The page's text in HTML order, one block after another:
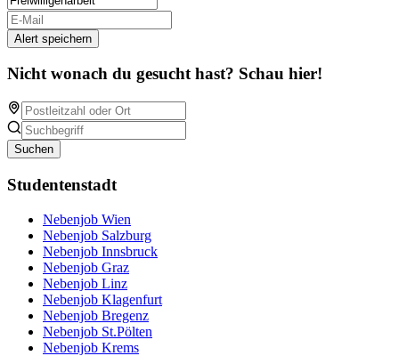
Alert speichern
Nicht wonach du gesucht hast? Schau hier!
Suchen
Studentenstadt
Nebenjob Wien
Nebenjob Salzburg
Nebenjob Innsbruck
Nebenjob Graz
Nebenjob Linz
Nebenjob Klagenfurt
Nebenjob Bregenz
Nebenjob St.Pölten
Nebenjob Krems